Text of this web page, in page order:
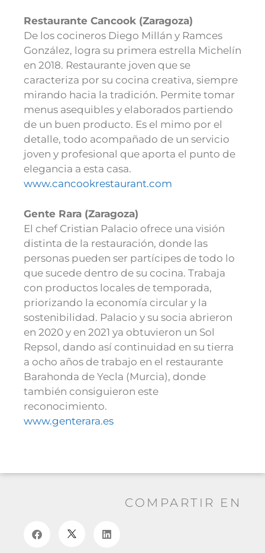
Restaurante Cancook (Zaragoza)
De los cocineros Diego Millán y Ramces
González, logra su primera estrella Michelín
en 2018. Restaurante joven que se
caracteriza por su cocina creativa, siempre
mirando hacia la tradición. Permite tomar
menus asequibles y elaborados partiendo
de un buen producto. Es el mimo por el
detalle, todo acompañado de un servicio
joven y profesional que aporta el punto de
elegancia a esta casa.
www.cancookrestaurant.com
Gente Rara (Zaragoza)
El chef Cristian Palacio ofrece una visión
distinta de la restauración, donde las
personas pueden ser partícipes de todo lo
que sucede dentro de su cocina. Trabaja
con productos locales de temporada,
priorizando la economía circular y la
sostenibilidad. Palacio y su socia abrieron
en 2020 y en 2021 ya obtuvieron un Sol
Repsol, dando así continuidad en su tierra
a ocho años de trabajo en el restaurante
Barahonda de Yecla (Murcia), donde
también consiguieron este
reconocimiento.
www.genterara.es
COMPARTIR EN